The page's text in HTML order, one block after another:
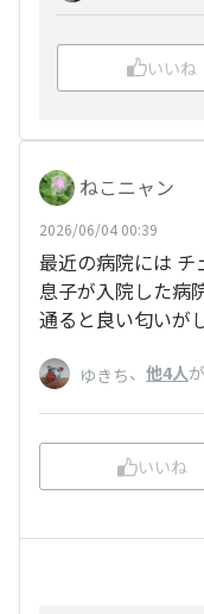
いいね
ねこニャン
2026/06/04 00:39
最近の病院には
息子が入院した病
通ると良い匂いが
ゆきち、 他4人
いいね